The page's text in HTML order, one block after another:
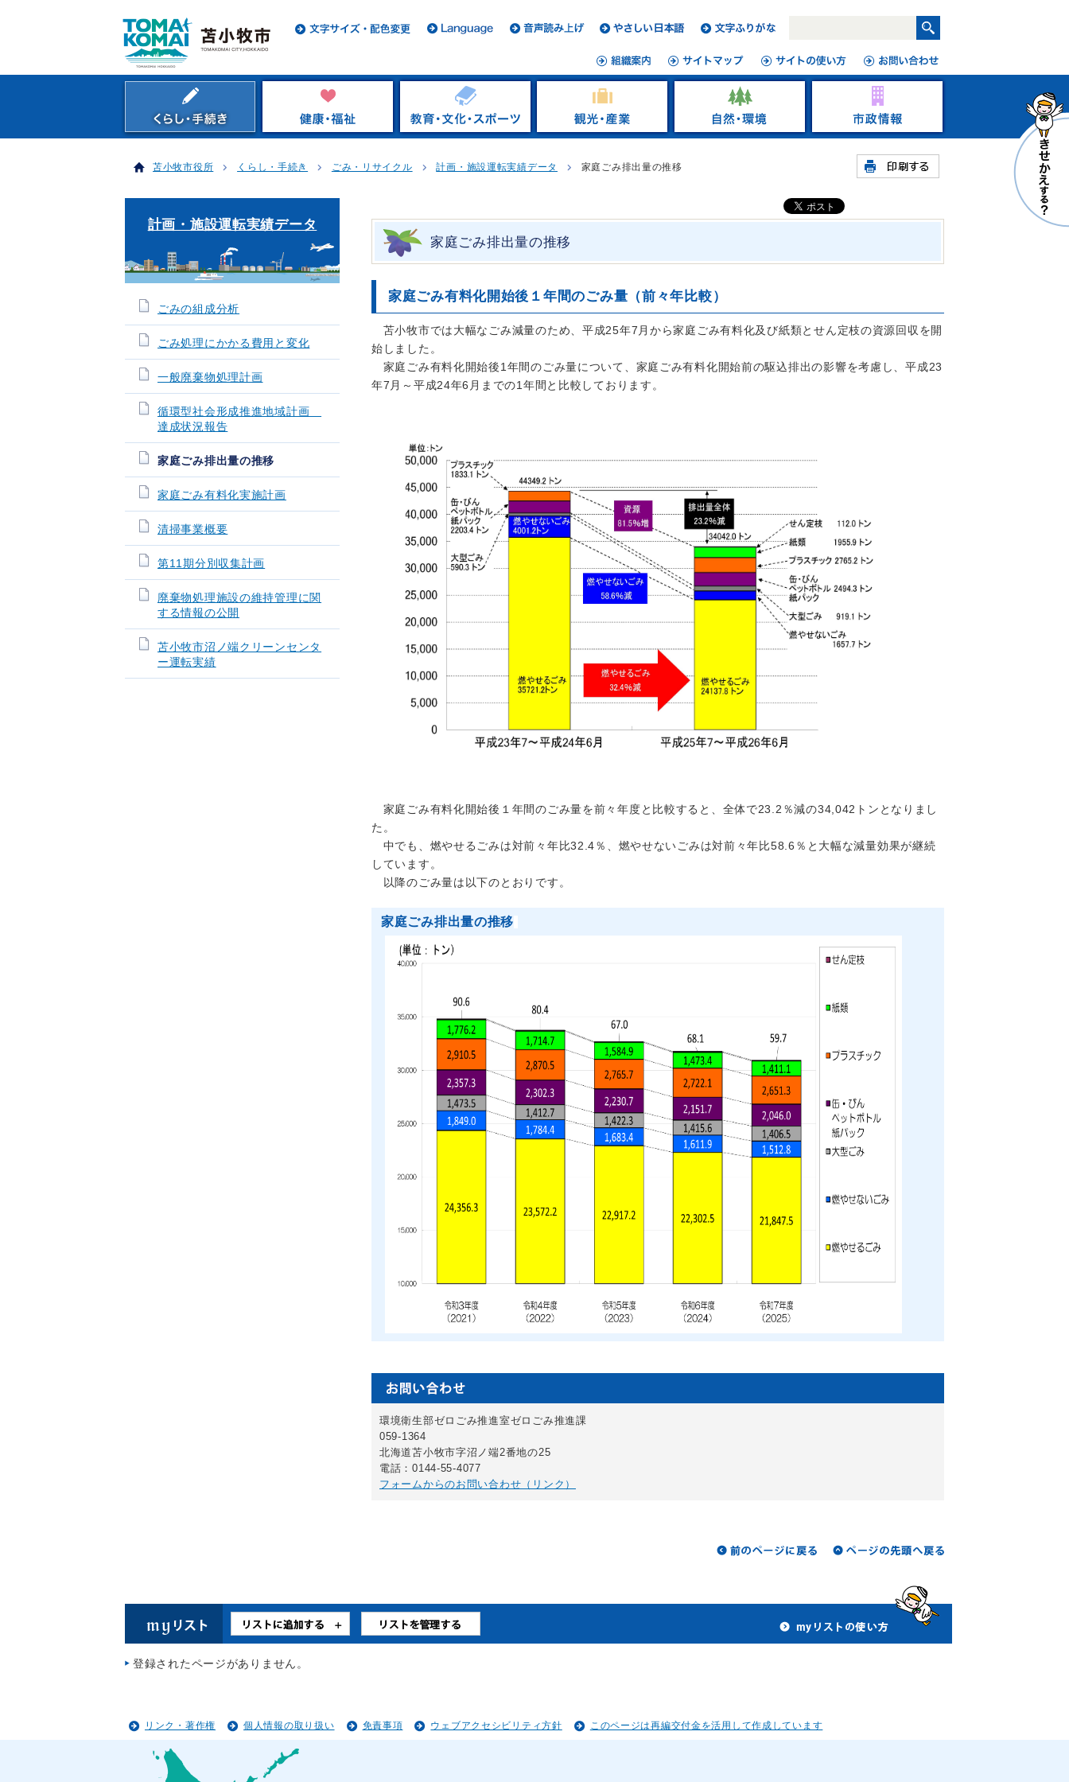
苫小牧市役所 くらし・手続き ごみ・リサイクル 計画・施設運転実績データ 家庭ごみ排出量の推移
家庭ごみ排出量の推移
家庭ごみ有料化開始後１年間のごみ量（前々年比較）
苫小牧市では大幅なごみ減量のため、平成25年7月から家庭ごみ有料化及び紙類とせん定枝の資源回収を開
始しました。
家庭ごみ有料化開始後1年間のごみ量について、家庭ごみ有料化開始前の駆込排出の影響を考慮し、平成23
年7月～平成24年6月までの1年間と比較しております。
家庭ごみ有料化開始後１年間のごみ量を前々年度と比較すると、全体で23.2％減の34,042トンとなりまし
た。
中でも、燃やせるごみは対前々年比32.4％、燃やせないごみは対前々年比58.6％と大幅な減量効果が継続
しています。
以降のごみ量は以下のとおりです。
家庭ごみ排出量の推移
環境衛生部ゼロごみ推進室ゼロごみ推進課
059-1364
北海道苫小牧市字沼ノ端2番地の25
電話：0144-55-4077
フォームからのお問い合わせ（リンク）
計画・施設運転実績データ
ごみの組成分析
ごみ処理にかかる費用と変化
一般廃棄物処理計画
循環型社会形成推進地域計画
達成状況報告
家庭ごみ排出量の推移
家庭ごみ有料化実施計画
清掃事業概要
第11期分別収集計画
廃棄物処理施設の維持管理に関
する情報の公開
苫小牧市沼ノ端クリーンセンタ
ー運転実績
登録されたページがありません。
リンク・著作権 個人情報の取り扱い 免責事項 ウェブアクセシビリティ方針 このページは再編交付金を活用して作成しています